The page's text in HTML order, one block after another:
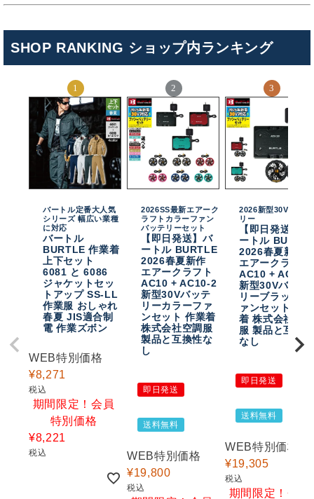
SHOP RANKING ショップ内ランキング
バートル定番大人気
シリーズ 幅広い業種
に対応
バートル
BURTLE 作業着
上下セット
6081 と 6086
ジャケットセッ
トアップ SS-LL
作業服 おしゃれ
春夏 JIS適合制
電 作業ズボン
WEB特別価格
¥8,271
税込
期間限定！会員
特別価格
¥8,221
税込
2026SS最新エアーク
ラフトカラーファン
バッテリーセット
【即日発送】バ
ートル BURTLE
2026春夏新作
エアークラフト
AC10 + AC10-2
新型30Vバッテ
リーカラーファ
ンセット 作業着
株式会社空調服
製品と互換性な
し
即日発送
送料無料
WEB特別価格
¥19,800
税込
2026新型30Vバッテ
リー
【即日発送】バ
ートル
2026春夏新作
エアークラフト
AC10 + AC10-
新型30Vバッテ
リーブラックフ
ァンセット 作業
着 株式会社空調
服 製品と互換性
なし
即日発送
送料無料
WEB特別価格
¥19,305
税込
期間限定！会員